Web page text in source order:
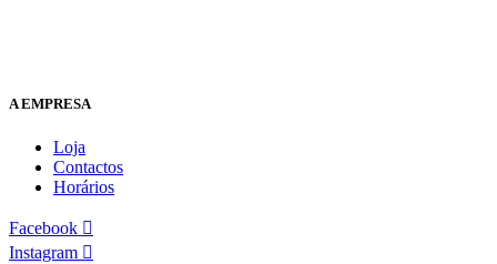
A EMPRESA
Loja
Contactos
Horários
Facebook
Instagram